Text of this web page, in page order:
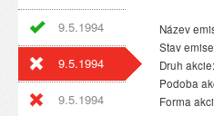
9.5.1994
9.5.1994
9.5.1994
Název
Stav
Druh akcie:
Podoba
Forma